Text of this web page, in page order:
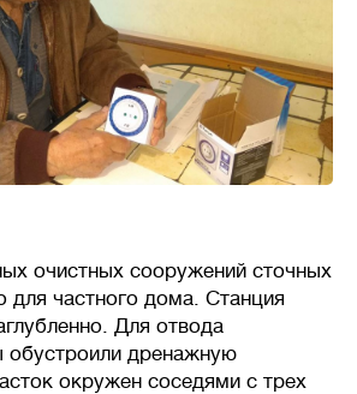
очистных сооружений сточных
для частного дома. Станция
Для отвода
дренажную
окружен соседями с трех